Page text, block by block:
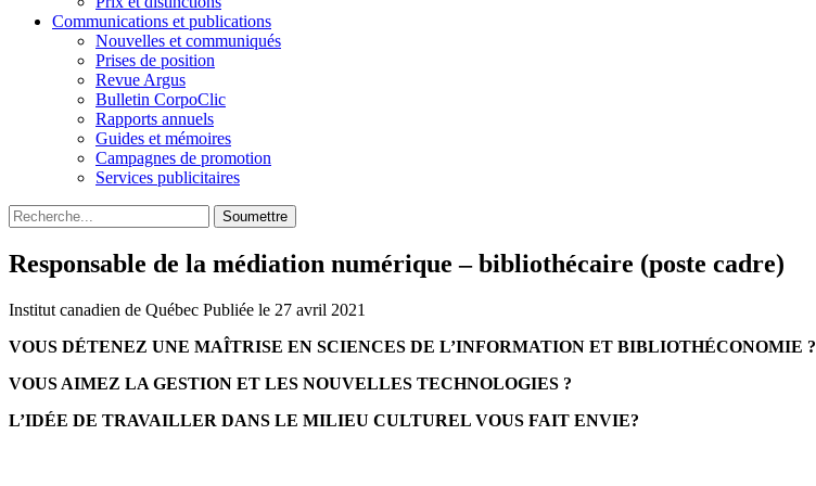
Communications et publications
Nouvelles et communiqués
Prises de position
Revue Argus
Bulletin CorpoClic
Rapports annuels
Guides et mémoires
Campagnes de promotion
Services publicitaires
Soumettre
Responsable de la médiation numérique – bibliothécaire (poste cadre)
Institut canadien de Québec Publiée le 27 avril 2021
VOUS DÉTENEZ UNE MAÎTRISE EN SCIENCES DE L’INFORMATION ET BIBLIOTHÉCONOMIE ?
VOUS AIMEZ LA GESTION ET LES NOUVELLES TECHNOLOGIES ?
L’IDÉE DE TRAVAILLER DANS LE MILIEU CULTUREL VOUS FAIT ENVIE?